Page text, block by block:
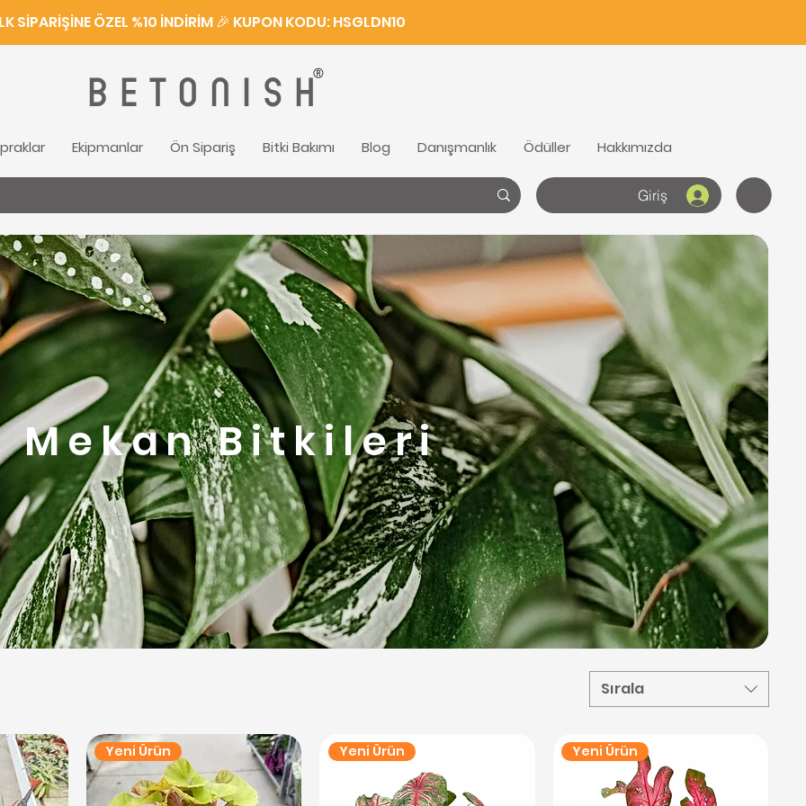
SİPARİŞİNE ÖZEL %10 İNDİRİM 🎉 KUPON KODU: HSGLDN10
BETONISH ®
Ekipmanlar Ön Sipariş Bitki Bakımı Blog Danışmanlık Ödüller Hakkımızda
Giriş
Mekan Bitkileri
Sırala
Yeni Ürün Yeni Ürün Yeni Ürün